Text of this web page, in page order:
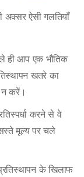
अक्सर ऐसी गलतियाँ
ही आप एक भौतिक
खतरे का
करें।
करने से वे
मूल्य पर चले
के खिलाफ